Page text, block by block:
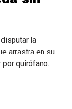
la
arrastra en su
quirófano.